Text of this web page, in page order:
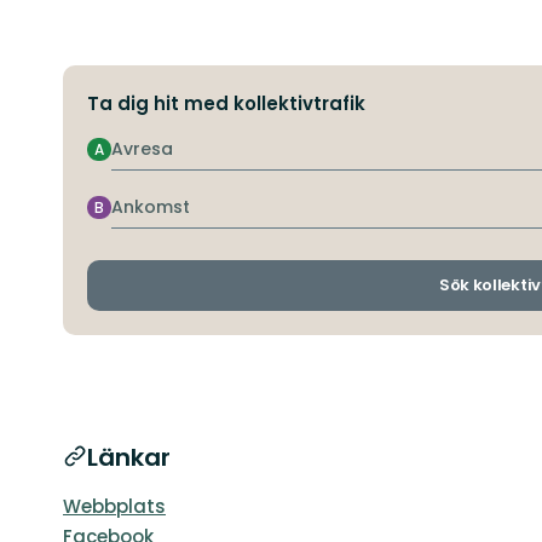
Ta dig hit med kollektivtrafik
Avresa
A
Ankomst
B
Sök
Länkar
Webbplats
Facebook